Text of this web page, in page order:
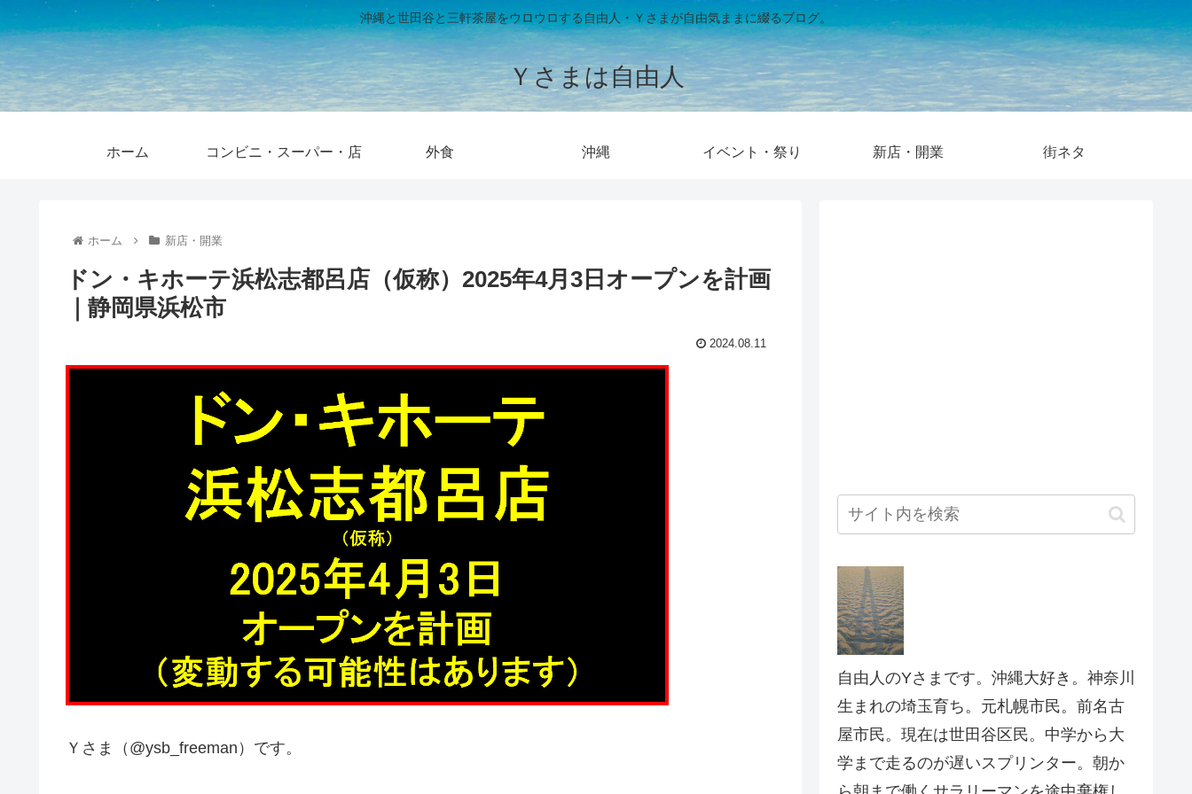
沖縄と世田谷と三軒茶屋をウロウロする自由人・Ｙさまが自由気ままに綴るブログ。
Ｙさまは自由人
ホーム コンビニ・スーパー・店 外食 沖縄 イベント・祭り 新店・開業 街ネタ
ホーム 新店・開業
ドン・キホーテ浜松志都呂店（仮称）2025年4月3日オープンを計画
｜静岡県浜松市
2024.08.11
Ｙさま（@ysb_freeman）です。
自由人のYさまです。沖縄大好き。神奈川
生まれの埼玉育ち。元札幌市民。前名古
屋市民。現在は世田谷区民。中学から大
学まで走るのが遅いスプリンター。朝か